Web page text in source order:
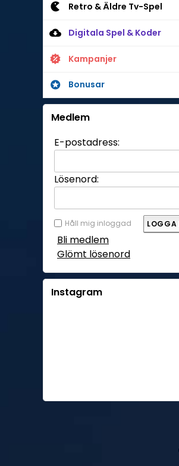
Retro & Äldre Tv-Spel
Digitala Spel & Koder
Kampanjer
Bonusar
Medlem
E-postadress:
Lösenord:
Håll mig inloggad
Bli medlem
Glömt lösenord
Instagram